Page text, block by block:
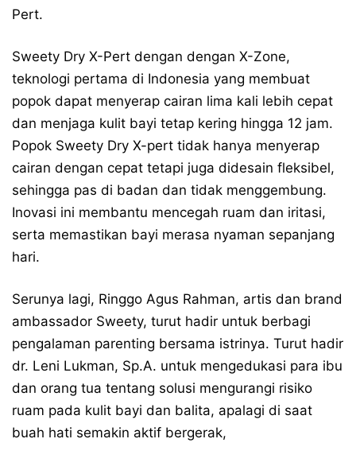
Pert.
Sweety Dry X-Pert dengan dengan X-Zone,
teknologi pertama di Indonesia yang membuat
popok dapat menyerap cairan lima kali lebih cepat
dan menjaga kulit bayi tetap kering hingga 12 jam.
Popok Sweety Dry X-pert tidak hanya menyerap
cairan dengan cepat tetapi juga didesain fleksibel,
sehingga pas di badan dan tidak menggembung.
Inovasi ini membantu mencegah ruam dan iritasi,
serta memastikan bayi merasa nyaman sepanjang
hari.
Serunya lagi, Ringgo Agus Rahman, artis dan brand
ambassador Sweety, turut hadir untuk berbagi
pengalaman parenting bersama istrinya. Turut hadir
dr. Leni Lukman, Sp.A. untuk mengedukasi para ibu
dan orang tua tentang solusi mengurangi risiko
ruam pada kulit bayi dan balita, apalagi di saat
buah hati semakin aktif bergerak,